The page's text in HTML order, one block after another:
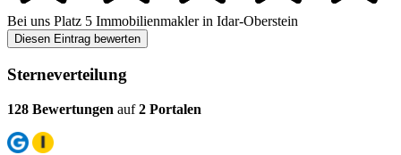
Bei uns Platz 5 Immobilienmakler in Idar-Oberstein
Diesen Eintrag bewerten
Sterneverteilung
128 Bewertungen auf2 Portalen